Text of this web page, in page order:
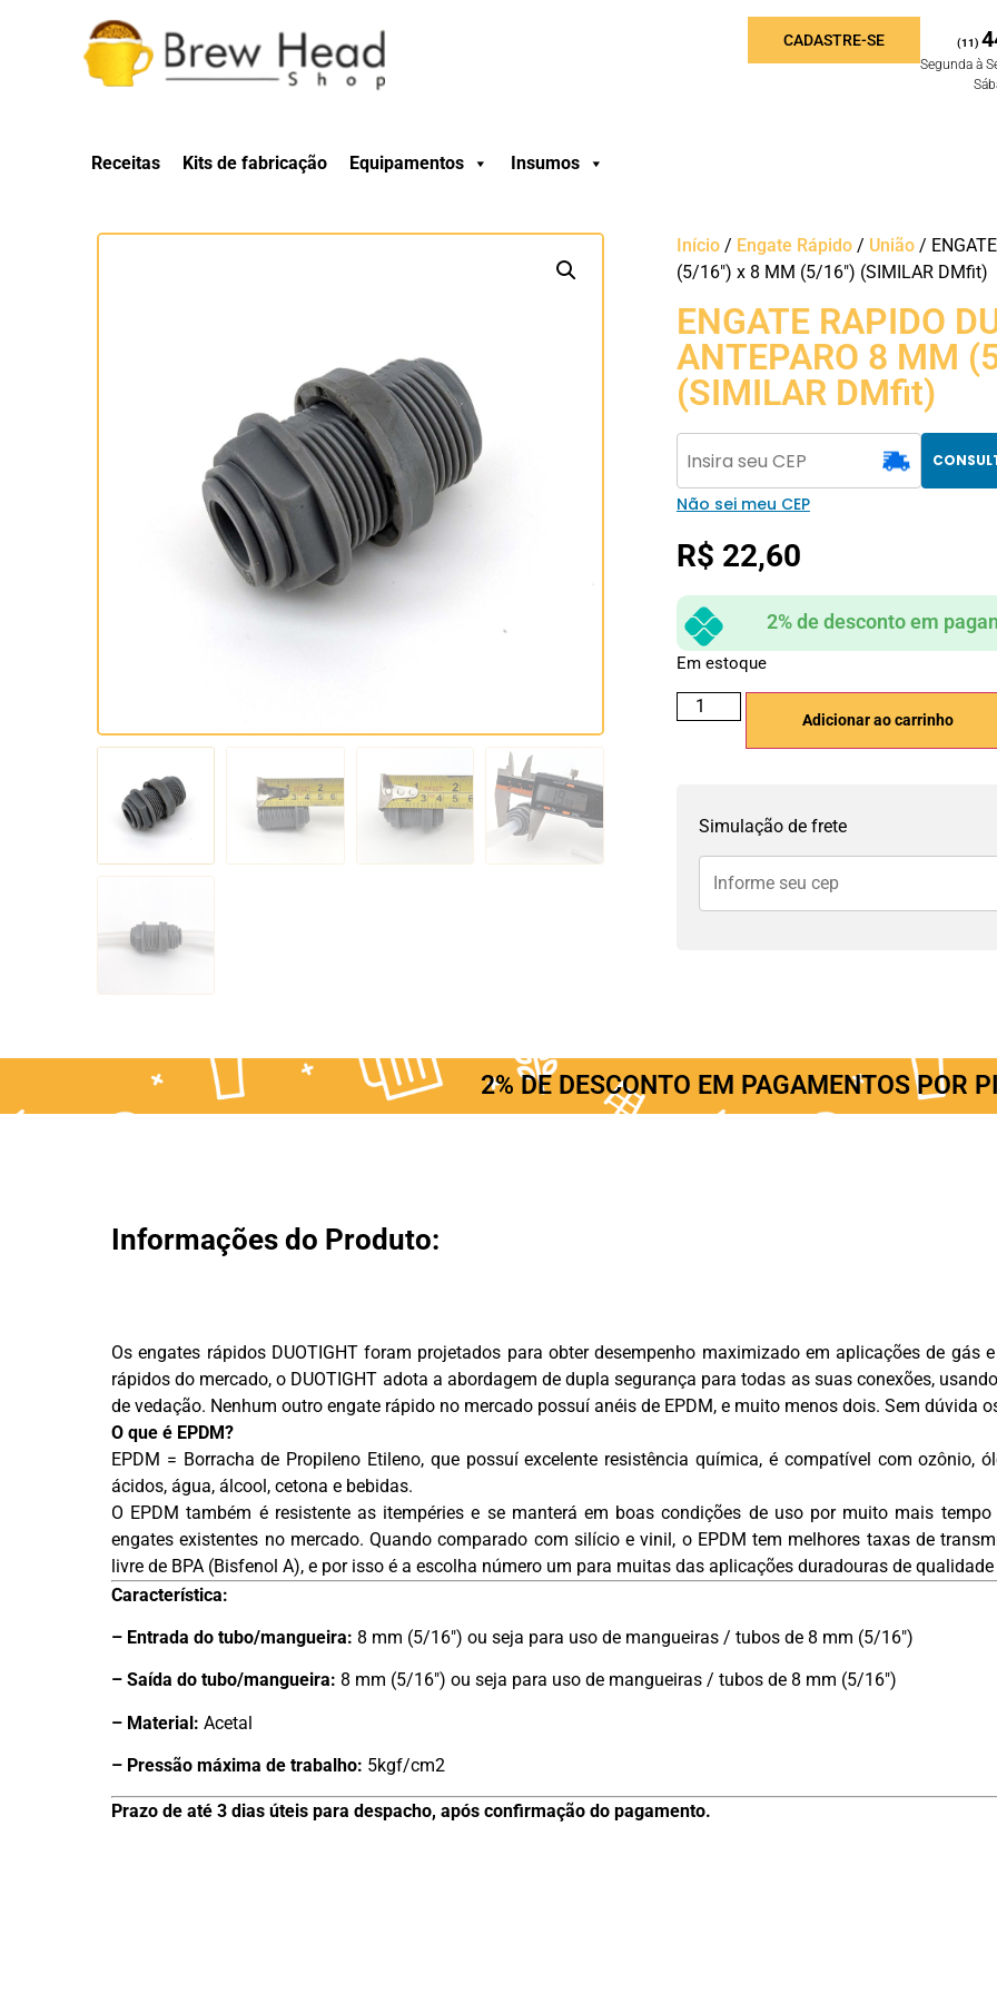
CADASTRE-SE (11)
Segunda à
Receitas Kits de fabricação Equipamentos Insumos
Início/ Engate Rápido/ União/
(5/16″) x 8 MM (5/16″) (SIMILAR DMfit)
ENGATE RAPIDO
ANTEPARO 8 MM
(SIMILAR DMfit)
Não sei meu CEP
R$ 22,60
2% de desconto em
Em estoque
Adicionar ao carrinho
Simulação de frete
2% DE DESCONTO EM PAGAMENTOS POR
Informações do Produto:
Os engates rápidos DUOTIGHT foram projetados para obter desempenho maximizado em aplicações de
rápidos do mercado, o DUOTIGHT adota a abordagem de dupla segurança para todas as suas conexões,
de vedação. Nenhum outro engate rápido no mercado possuí anéis de EPDM, e muito menos dois. Sem dúvida
O que é EPDM?
EPDM = Borracha de Propileno Etileno, que possuí excelente resistência química, é compatível com ozônio,
ácidos, água, álcool, cetona e bebidas.
O EPDM também é resistente as itempéries e se manterá em boas condições de uso por muito mais
engates existentes no mercado. Quando comparado com silício e vinil, o EPDM tem melhores taxas de
livre de BPA (Bisfenol A), e por isso é a escolha número um para muitas das aplicações duradouras de
Característica:
– Entrada do tubo/mangueira: 8 mm (5/16″) ou seja para uso de mangueiras / tubos de 8 mm (5/16″)
– Saída do tubo/mangueira: 8 mm (5/16″) ou seja para uso de mangueiras / tubos de 8 mm (5/16″)
– Material: Acetal
– Pressão máxima de trabalho: 5kgf/cm2
Prazo de até 3 dias úteis para despacho, após confirmação do pagamento.